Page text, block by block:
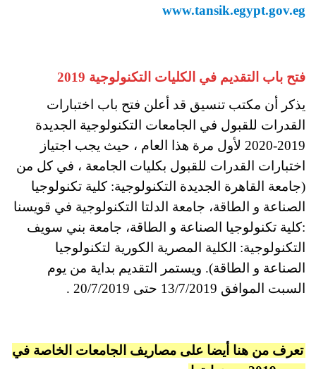
www.tansik.egypt.gov.eg
فتح باب التقديم في الكليات التكنولوجية 2019
يذكر أن مكتب تنسيق قد أعلن فتح باب اختبارات
القدرات للقبول في الجامعات التكنولوجية الجديدة
2019-2020 لأول مرة هذا العام ، حيث يجب اجتياز
اختبارات القدرات للقبول بكليات الجامعة ، في كل من
(جامعة القاهرة الجديدة التكنولوجية: كلية تكنولوجيا
الصناعة و الطاقة، جامعة الدلتا التكنولوجية في قويسنا
:كلية تكنولوجيا الصناعة و الطاقة، جامعة بني سويف
التكنولوجية: الكلية المصرية الكورية لتكنولوجيا
الصناعة و الطاقة). ويستمر التقديم بداية من يوم
السبت الموافق 13/7/2019 حتى 20/7/2019 .
تعرف من هنا أيضا على مصاريف الجامعات الخاصة في